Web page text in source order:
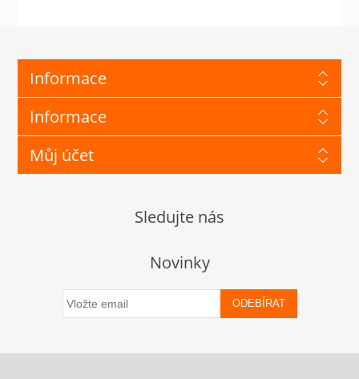
Informace
Informace
Můj účet
Sledujte nás
Novinky
ODEBÍRAT